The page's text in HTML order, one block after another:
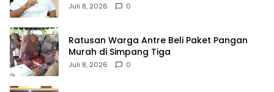
Juli 8, 2026 0
Ratusan Warga Antre Beli Paket Pangan
Murah di Simpang Tiga
Juli 8, 2026 0